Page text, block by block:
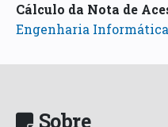
Cálculo da Nota de
Engenharia
Sobre